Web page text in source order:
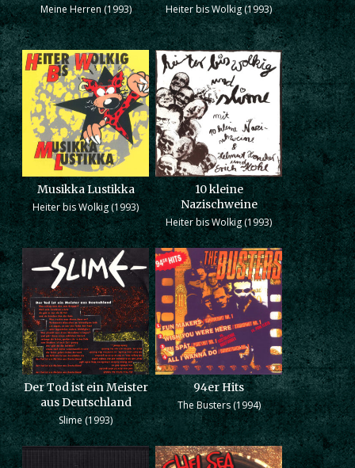
Meine Herren (1993) Heiter bis Wolkig (1993)
Musikka Lustikka
Heiter bis Wolkig (1993)
10 kleine
Nazischweine
Heiter bis Wolkig (1993)
Der Tod ist ein Meister
aus Deutschland
Slime (1993)
94er Hits
The Busters (1994)